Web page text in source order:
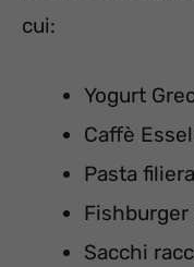
cui:
Yogurt
Caffè
Pasta
Fishburger
Sacchi